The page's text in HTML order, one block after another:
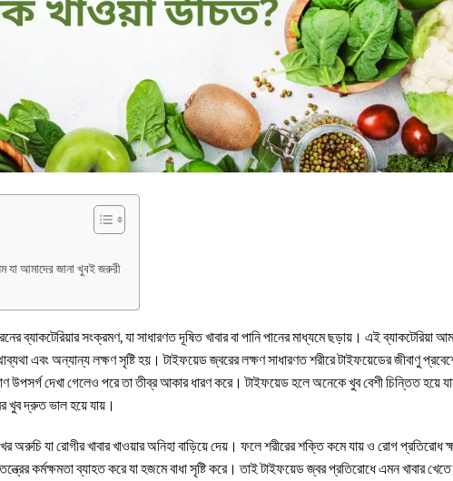
যা আমাদের জানা খুবই জরুরী
ব্যাকটেরিয়ার সংক্রমণ, যা সাধারণত দূষিত খাবার বা পানি পানের মাধ্যমে ছড়ায়। এই ব্যাকটেরিয়া
এবং অন্যান্য লক্ষণ সৃষ্টি হয়। টাইফয়েড জ্বরের লক্ষণ সাধারণত শরীরে টাইফয়েডের জীবাণু
উপসর্গ দেখা গেলেও পরে তা তীব্র আকার ধারণ করে। টাইফয়েড হলে অনেকে খুব বেশী চিন্তিত হয়ে
খুব দ্রুত ভাল হয়ে যায়।
যা রোগীর খাবার খাওয়ার অনিহা বাড়িয়ে দেয়। ফলে শরীরের শক্তি কমে যায় ও রোগ প্রতিরোধ
কর্মক্ষমতা ব্যাহত করে যা হজমে বাধা সৃষ্টি করে। তাই টাইফয়েড জ্বর প্রতিরোধে এমন খাবার